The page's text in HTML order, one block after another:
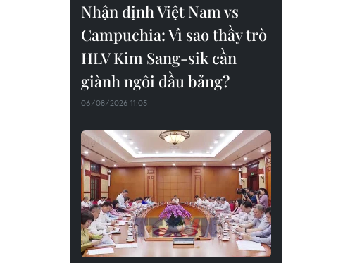
Nhận định Việt Nam vs
Campuchia: Vì sao thầy trò
HLV Kim Sang-sik cần
giành ngôi đầu bảng?
06/08/2026 11:05